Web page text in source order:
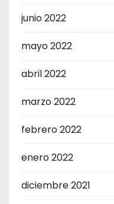
junio 2022
mayo 2022
abril 2022
marzo 2022
febrero 2022
enero 2022
diciembre 2021